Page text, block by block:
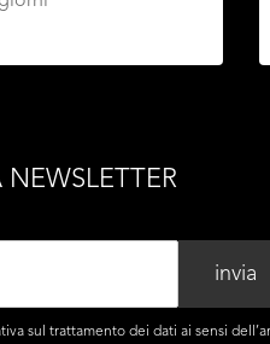
NEWSLETTER
sul trattamento dei dati ai sensi